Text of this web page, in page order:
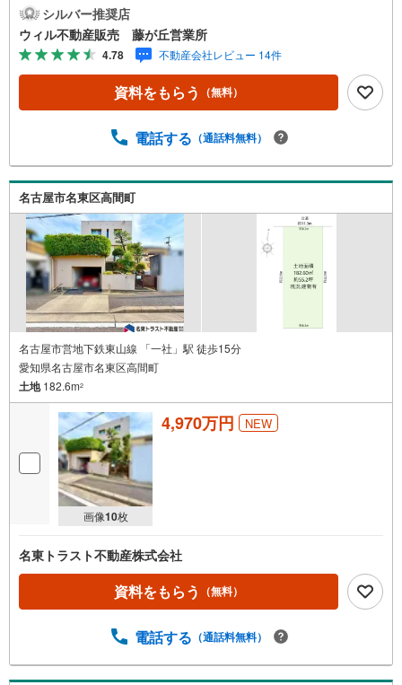
せ下さい！年間800組以上を担当する専門部署が、あなたの
住宅ローンをお手伝い！リフォーム・リノベも併せて相談
可能！お子様連れのご家族も落ち着いてお話ができるよ
う、キッズスペースを設置しています。【営業時間 10:00-1
9:00】（年中無休）上記時間はお電話が繋がりやすくなっ
ております。ぜひお気軽にご連絡下さい！
シルバー推奨店
ウィル不動産販売 藤が丘営業所
4.78 不動産会社レビュー 14件
資料をもらう （無料）
電話する （通話料無料）
名古屋市名東区高間町
名古屋市営地下鉄東山線 「一社」駅 徒歩15分
愛知県名古屋市名東区高間町
土地182.6m2
画像10枚
4,970万円 NEW
名東トラスト不動産株式会社
資料をもらう （無料）
電話する （通話料無料）